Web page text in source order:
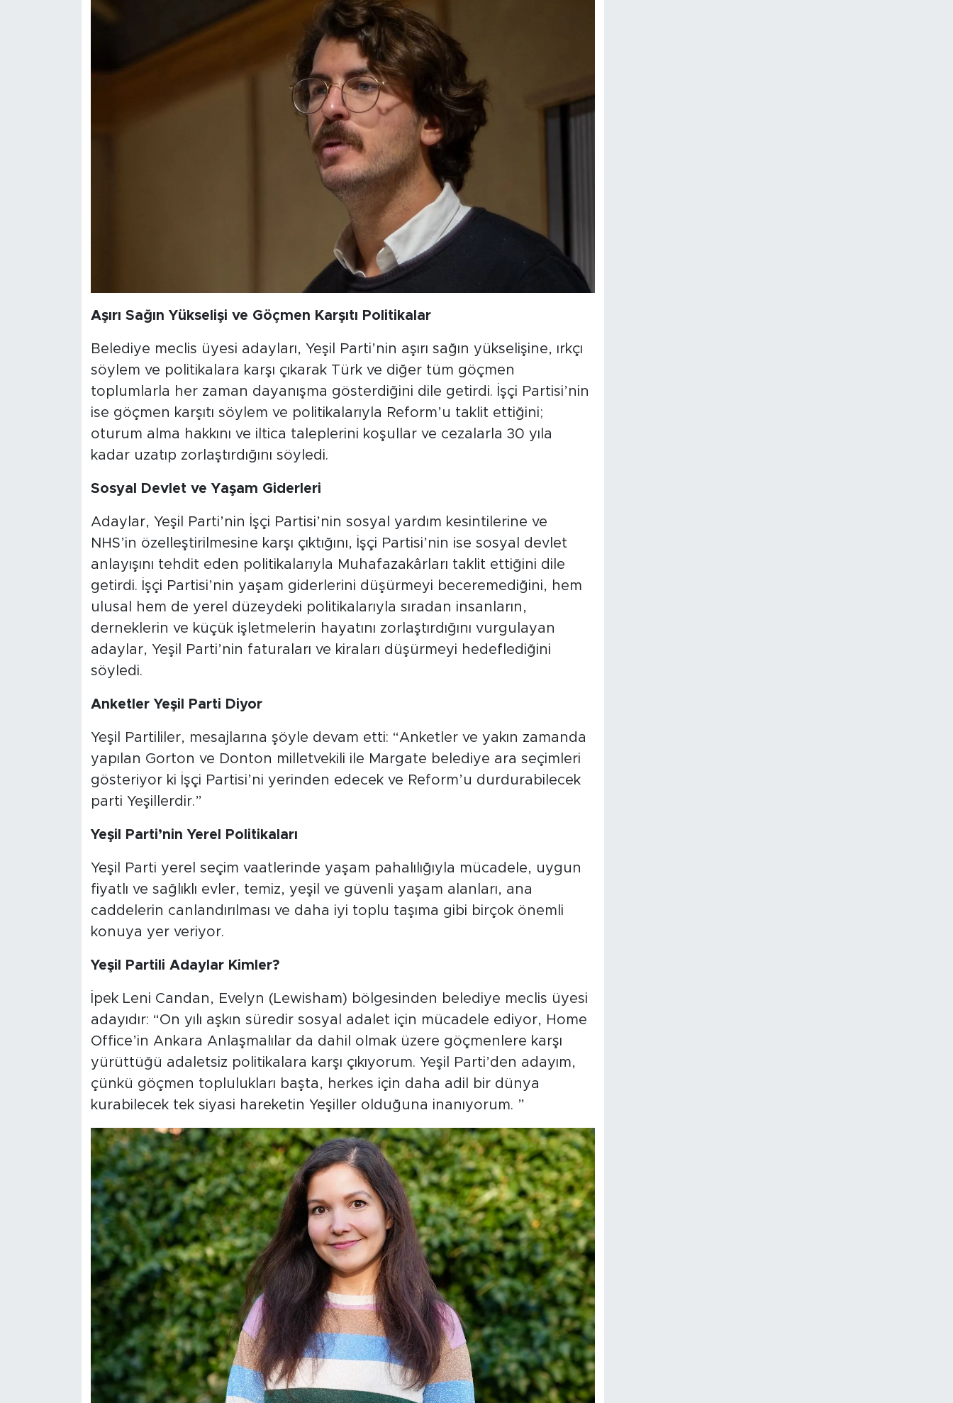
Aşırı Sağın Yükselişi ve Göçmen Karşıtı Politikalar
Belediye meclis üyesi adayları, Yeşil Parti’nin aşırı sağın yükselişine, ırkçı
söylem ve politikalara karşı çıkarak Türk ve diğer tüm göçmen
toplumlarla her zaman dayanışma gösterdiğini dile getirdi. İşçi Partisi’nin
ise göçmen karşıtı söylem ve politikalarıyla Reform’u taklit ettiğini;
oturum alma hakkını ve iltica taleplerini koşullar ve cezalarla 30 yıla
kadar uzatıp zorlaştırdığını söyledi.
Sosyal Devlet ve Yaşam Giderleri
Adaylar, Yeşil Parti’nin İşçi Partisi’nin sosyal yardım kesintilerine ve
NHS’in özelleştirilmesine karşı çıktığını, İşçi Partisi’nin ise sosyal devlet
anlayışını tehdit eden politikalarıyla Muhafazakârları taklit ettiğini dile
getirdi. İşçi Partisi’nin yaşam giderlerini düşürmeyi beceremediğini, hem
ulusal hem de yerel düzeydeki politikalarıyla sıradan insanların,
derneklerin ve küçük işletmelerin hayatını zorlaştırdığını vurgulayan
adaylar, Yeşil Parti’nin faturaları ve kiraları düşürmeyi hedeflediğini
söyledi.
Anketler Yeşil Parti Diyor
Yeşil Partililer, mesajlarına şöyle devam etti: “Anketler ve yakın zamanda
yapılan Gorton ve Donton milletvekili ile Margate belediye ara seçimleri
gösteriyor ki İşçi Partisi’ni yerinden edecek ve Reform’u durdurabilecek
parti Yeşillerdir.”
Yeşil Parti’nin Yerel Politikaları
Yeşil Parti yerel seçim vaatlerinde yaşam pahalılığıyla mücadele, uygun
fiyatlı ve sağlıklı evler, temiz, yeşil ve güvenli yaşam alanları, ana
caddelerin canlandırılması ve daha iyi toplu taşıma gibi birçok önemli
konuya yer veriyor.
Yeşil Partili Adaylar Kimler?
İpek Leni Candan, Evelyn (Lewisham) bölgesinden belediye meclis üyesi
adayıdır: “On yılı aşkın süredir sosyal adalet için mücadele ediyor, Home
Office’in Ankara Anlaşmalılar da dahil olmak üzere göçmenlere karşı
yürüttüğü adaletsiz politikalara karşı çıkıyorum. Yeşil Parti’den adayım,
çünkü göçmen toplulukları başta, herkes için daha adil bir dünya
kurabilecek tek siyasi hareketin Yeşiller olduğuna inanıyorum. ”